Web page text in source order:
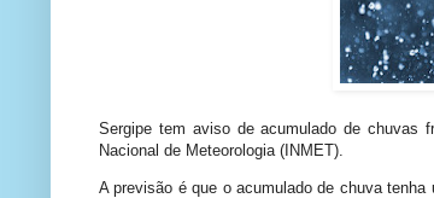
Sergipe tem aviso de acumulado de chuvas
Nacional de Meteorologia (INMET).
A previsão é que o acumulado de chuva